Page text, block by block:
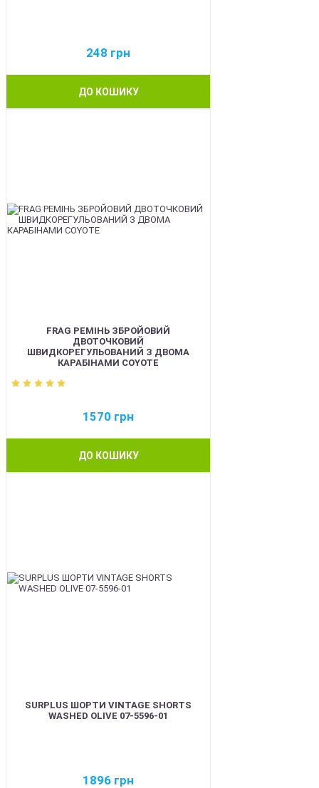
248 грн
ДО КОШИКУ
FRAG РЕМІНЬ ЗБРОЙОВИЙ
ДВОТОЧКОВИЙ
ШВИДКОРЕГУЛЬОВАНИЙ З ДВОМА
КАРАБІНАМИ COYOTE
1570 грн
ДО КОШИКУ
SURPLUS ШОРТИ VINTAGE SHORTS
WASHED OLIVE 07-5596-01
1896 грн